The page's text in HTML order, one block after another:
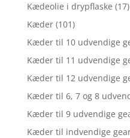
Kædeolie i drypflaske (17)
Kæder (101)
Kæder til 10 udvendige
Kæder til 11 udvendige
Kæder til 12 udvendige
Kæder til 6, 7 og 8
Kæder til 9 udvendige
Kæder til indvendige